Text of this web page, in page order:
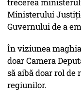
trecerea
Ministerului
Guvernului de a
În viziunea
doar Camera
să aibă doar rol de
regiunilor.